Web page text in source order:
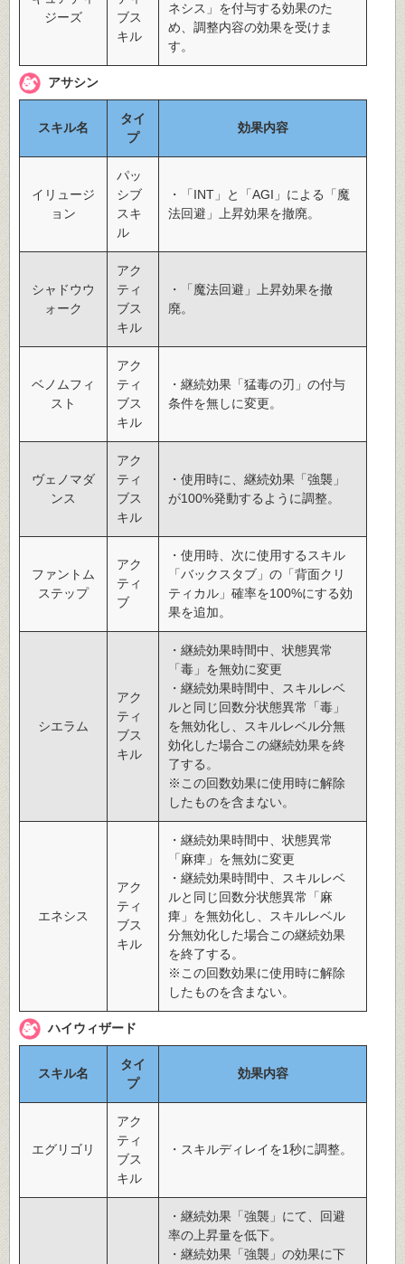
ジーズ
ブス
キル
ネシス」を付与する効果のた
め、調整内容の効果を受けま
す。
アサシン
スキル名
タイ
プ
効果内容
イリュージ
ョン
パッ
シブ
スキ
ル
・「INT」と「AGI」による「魔
法回避」上昇効果を撤廃。
シャドウウ
ォーク
アク
ティ
ブス
キル
・「魔法回避」上昇効果を撤
廃。
ベノムフィ
スト
アク
ティ
ブス
キル
・継続効果「猛毒の刃」の付与
条件を無しに変更。
ヴェノマダ
ンス
アク
ティ
ブス
キル
・使用時に、継続効果「強襲」
が100%発動するように調整。
ファントム
ステップ
アク
ティ
ブ
・使用時、次に使用するスキル
「バックスタブ」の「背面クリ
ティカル」確率を100%にする効
果を追加。
シエラム
アク
ティ
ブス
キル
・継続効果時間中、状態異常
「毒」を無効に変更
・継続効果時間中、スキルレベ
ルと同じ回数分状態異常「毒」
を無効化し、スキルレベル分無
効化した場合この継続効果を終
了する。
※この回数効果に使用時に解除
したものを含まない。
エネシス
アク
ティ
ブス
キル
・継続効果時間中、状態異常
「麻痺」を無効に変更
・継続効果時間中、スキルレベ
ルと同じ回数分状態異常「麻
痺」を無効化し、スキルレベル
分無効化した場合この継続効果
を終了する。
※この回数効果に使用時に解除
したものを含まない。
ハイウィザード
スキル名
タイ
プ
効果内容
エグリゴリ
アク
ティ
ブス
キル
・スキルディレイを1秒に調整。
・継続効果「強襲」にて、回避
率の上昇量を低下。
・継続効果「強襲」の効果に下